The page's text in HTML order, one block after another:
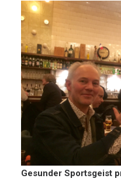
Gesunder Sportsgeist